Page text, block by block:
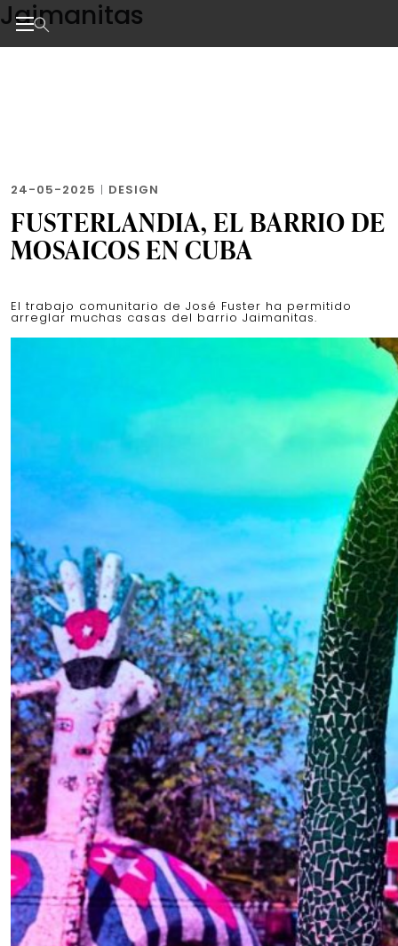
Skip
to
the
Jaimanitas
24-05-2025 | DESIGN
FUSTERLANDIA, EL BARRIO DE
MOSAICOS EN CUBA
El trabajo comunitario de José Fuster ha permitido
arreglar muchas casas del barrio Jaimanitas.